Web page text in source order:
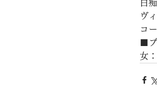
白
ヴ
コ
■プ
女